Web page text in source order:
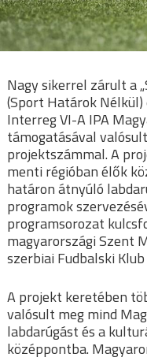
Nagy sikerrel zárult a
(Sport Határok
Interreg VI-A IPA
támogatásával
projektszámmal. A
menti régióban élők
határon átnyúló
programok
programsorozat
magyarországi Szent
szerbiai Fudbalski
A projekt keretében
valósult meg mind
labdarúgást és a
középpontba.